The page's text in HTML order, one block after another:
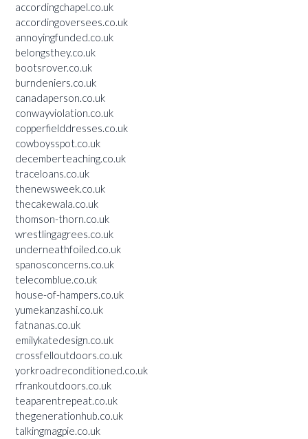
accordingchapel.co.uk
accordingoversees.co.uk
annoyingfunded.co.uk
belongsthey.co.uk
bootsrover.co.uk
burndeniers.co.uk
canadaperson.co.uk
conwayviolation.co.uk
copperfielddresses.co.uk
cowboysspot.co.uk
decemberteaching.co.uk
traceloans.co.uk
thenewsweek.co.uk
thecakewala.co.uk
thomson-thorn.co.uk
wrestlingagrees.co.uk
underneathfoiled.co.uk
spanosconcerns.co.uk
telecomblue.co.uk
house-of-hampers.co.uk
yumekanzashi.co.uk
fatnanas.co.uk
emilykatedesign.co.uk
crossfelloutdoors.co.uk
yorkroadreconditioned.co.uk
rfrankoutdoors.co.uk
teaparentrepeat.co.uk
thegenerationhub.co.uk
talkingmagpie.co.uk